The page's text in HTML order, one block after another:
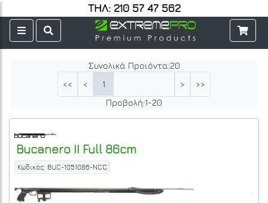
ΤΗΛ: 210 57 47 562
Συνολικά Προιόντα:20
<<
< 1 >
>>
Προβολή:1-20
Bucanero II Full 86cm
Κωδικός: BUC-1051086-NCC